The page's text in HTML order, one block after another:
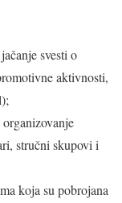
svesti o
aktivnosti,
stručni skupovi i
koja su pobrojana